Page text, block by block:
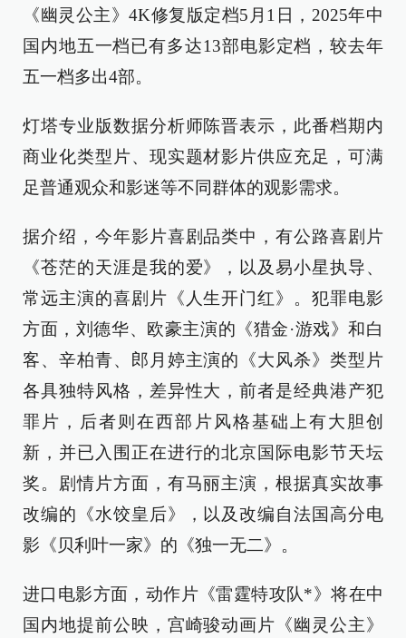
《幽灵公主》4K修复版定档5月1日，2025年中
国内地五一档已有多达13部电影定档，较去年
五一档多出4部。
灯塔专业版数据分析师陈晋表示，此番档期内
商业化类型片、现实题材影片供应充足，可满
足普通观众和影迷等不同群体的观影需求。
据介绍，今年影片喜剧品类中，有公路喜剧片
《苍茫的天涯是我的爱》，以及易小星执导、
常远主演的喜剧片《人生开门红》。犯罪电影
方面，刘德华、欧豪主演的《猎金·游戏》和白
客、辛柏青、郎月婷主演的《大风杀》类型片
各具独特风格，差异性大，前者是经典港产犯
罪片，后者则在西部片风格基础上有大胆创
新，并已入围正在进行的北京国际电影节天坛
奖。剧情片方面，有马丽主演，根据真实故事
改编的《水饺皇后》，以及改编自法国高分电
影《贝利叶一家》的《独一无二》。
进口电影方面，动作片《雷霆特攻队*》将在中
国内地提前公映，宫崎骏动画片《幽灵公主》